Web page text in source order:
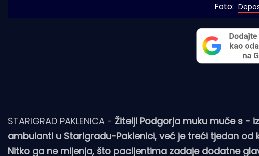
Foto:
STARIGRAD PAKLENICA - Žitelji Podgorja muku muče s -
ambulanti u Starigradu-Paklenici, već je treći tjedan od
Nitko ga ne mijenja, što pacijentima zadaje dodatne